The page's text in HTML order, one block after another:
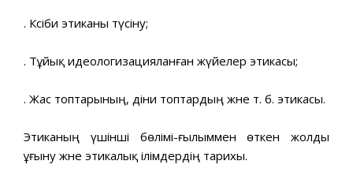
. Кәсіби этиканы түсіну;
. Тұйық идеологизацияланған жүйелер этикасы;
. Жас топтарының, діни топтардың және т. б. этикасы.
Этиканың үшінші бөлімі-ғылыммен өткен жолды
ұғыну және этикалық ілімдердің тарихы.